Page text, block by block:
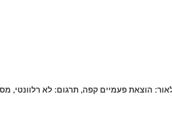
הוצאת פעמיים קפה, תרגום: לא רלוונטי,